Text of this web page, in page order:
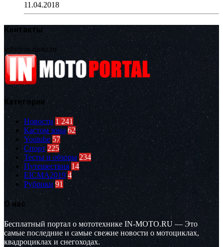
11.04.2018
Контакты
info@in-moto.ru
Категории
Новости 1 241
Кастом зона 62
Youtube 57
Спорт 225
Тесты и обзоры 234
Путешествия 14
EICMA2019 4
Рубрики 91
О нас
Бесплатный портал о мототехнике IN-MOTO.RU — Это
самые последние и самые свежие новости о мотоциклах,
квадроциклах и снегоходах.